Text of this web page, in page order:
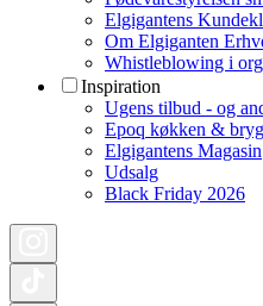
Elgigantens
Om Elgiganten
Whistleblowing i
Inspiration
Ugens tilbud - og
Epoq køkken &
Elgigantens Magasin
Udsalg
Black Friday 2026